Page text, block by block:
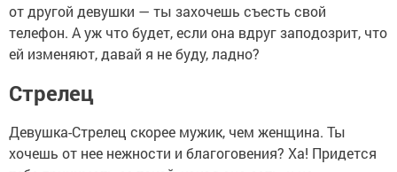
от другой девушки — ты захочешь съесть свой
телефон. А уж что будет, если она вдруг заподозрит, что
ей изменяют, давай я не буду, ладно?
Стрелец
Девушка-Стрелец скорее мужик, чем женщина. Ты
хочешь от нее нежности и благоговения? Ха! Придется